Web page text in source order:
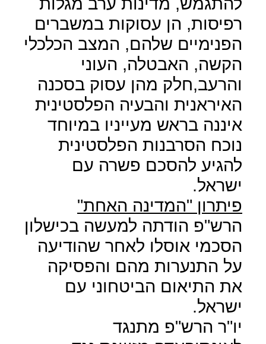
רפיסות, הן עסוקות במשברים
הפנימיים שלהם, המצב הכלכלי
הקשה, האבטלה, העוני
והרעב,חלק מהן עסוק בסכנה
האיראנית והבעיה הפלסטינית
איננה בראש מעייניו במיוחד
נוכח הסרבנות הפלסטינית
להגיע להסכם פשרה עם
ישראל.
פיתרון "המדינה האחת"
הרש"פ הודתה למעשה בכישלון
הסכמי אוסלו לאחר שהודיעה
על התנערות מהם והפסיקה
את התיאום הביטחוני עם
ישראל.
יו"ר הרש"פ מתנגד